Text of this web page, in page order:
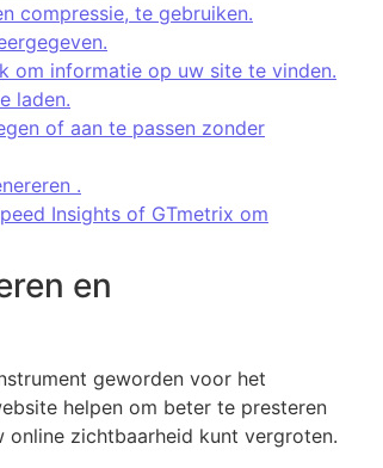
compressie, te gebruiken.
om informatie op uw site te vinden.
laden.
of aan te passen zonder
.
Insights of GTmetrix om
en
geworden voor het
helpen om beter te presteren
online zichtbaarheid kunt vergroten.